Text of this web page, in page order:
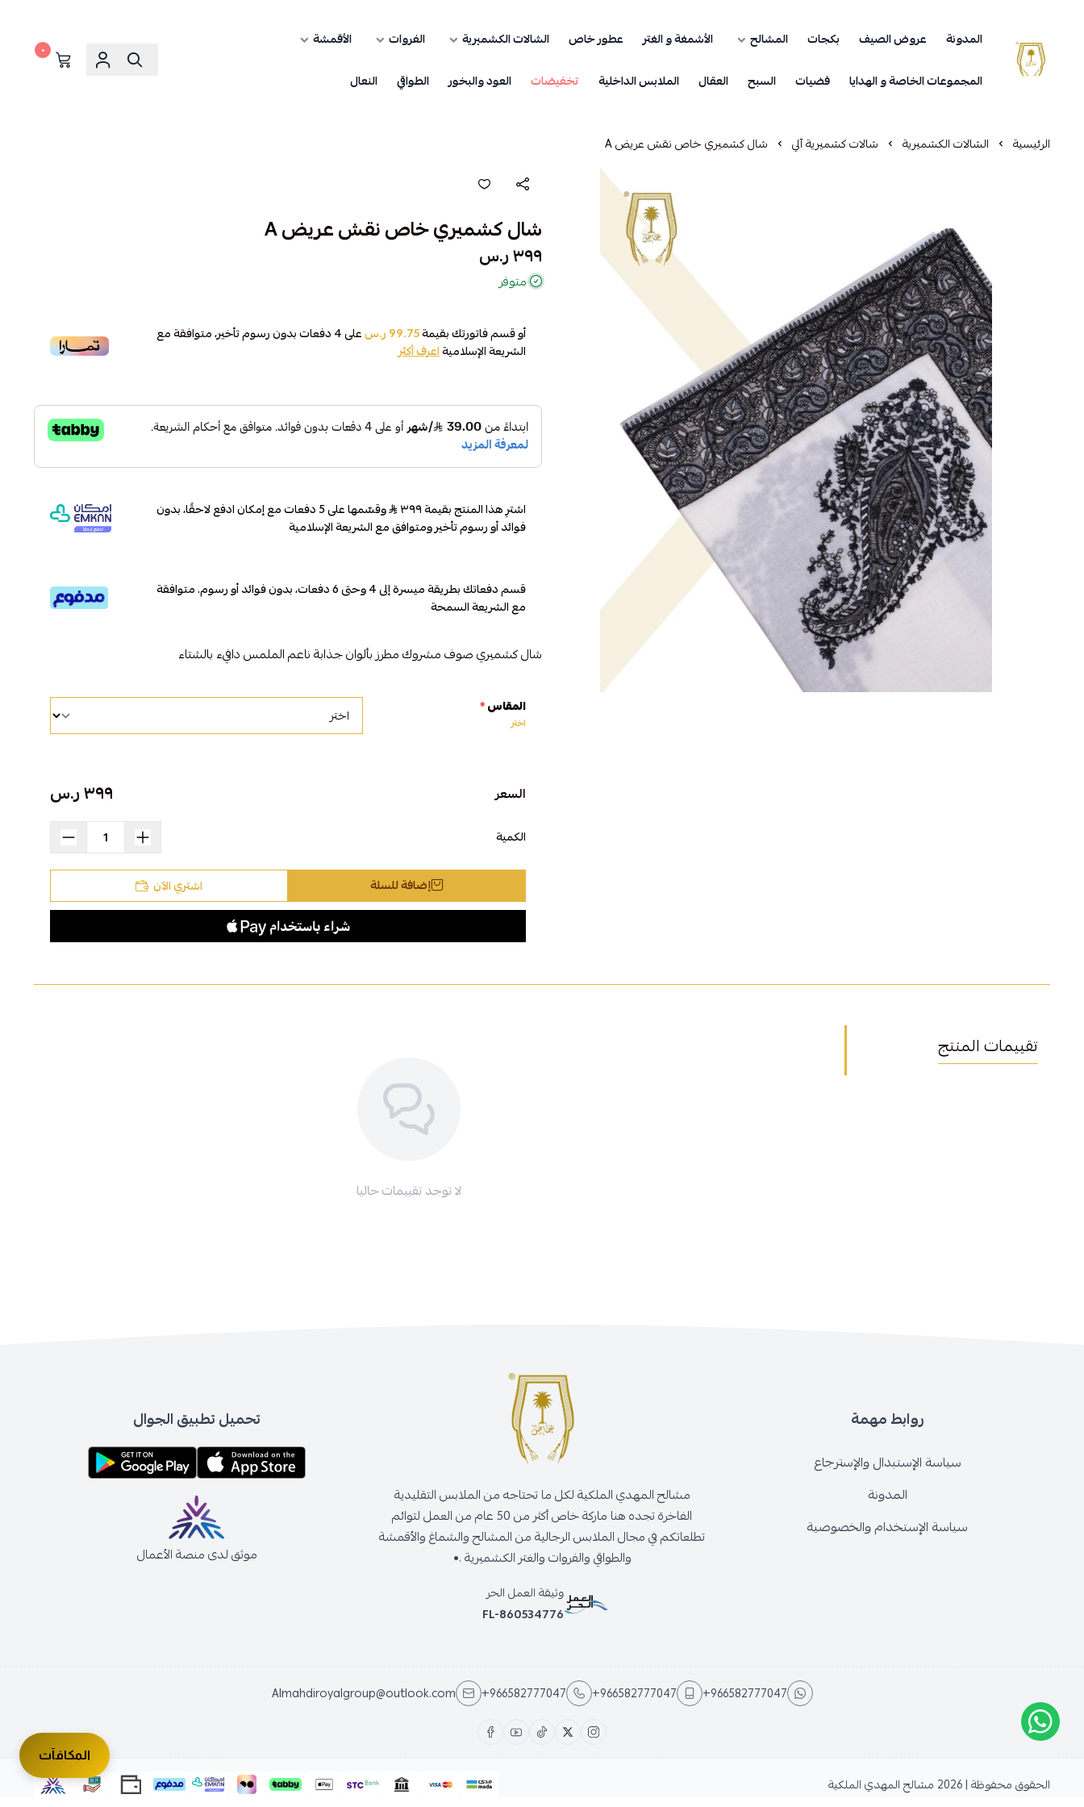
مشالح المهدي الملكية
المدونة عروض الصيف بكجات المشالح الأشمغة و الغتر عطور خاص الشالات الكشميرية الفروات
الأقمشة
المجموعات الخاصة و الهدايا
فضيات السبح العقال الملابس الداخلية تخفيضات العود والبخور الطواقي النعال
٠
الرئيسية الشالات الكشميرية شالات كشميرية آلي شال كشميري خاص نقش عريض A
شال كشميري خاص نقش عريض A
٣٩٩ ر.س
متوفر
أو قسم فاتورتك بقيمة99.75 ر.س على4دفعات بدون رسوم تأخير، متوافقة مع
الشريعة الإسلاميةاعرف أكثر
اشترِ هذا المنتج بقيمة ٣٩٩
وقسّمها على 5 دفعات مع إمكان ادفع لاحقًا، بدون
فوائد أو رسوم تأخير ومتوافق مع الشريعة الإسلامية
قسم دفعاتك بطريقة ميسرة إلى 4 وحتى 6 دفعات، بدون فوائد أو رسوم. متوافقة
مع الشريعة السمحة
شال كشميري صوف مشروك مطرز بألوان جذابة ناعم الملمس دافيء بالشتاء
المقاس*
اختر
السعر ٣٩٩ ر.س
الكمية
إضافة للسلة اشتري الآن
تقييمات المنتج
لا توجد تقييمات حاليا
روابط مهمة
سياسة الإستبدال والإسترجاع
المدونة
سياسة الإستخدام والخصوصية
مشالح المهدي الملكية لكل ما تحتاجه من الملابس التقليدية
الفاخرة تجده هنا ماركة خاص أكثر من 50 عام من العمل لتوائم
تطلعاتكم في مجال الملابس الرجالية من المشالح والشماغ والأقمشة
والطواقي والفروات والغتر الكشميرية .•
وثيقة العمل الحر
FL-860534776
تحميل تطبيق الجوال
موثق لدى منصة الأعمال
+966582777047
+966582777047
+966582777047
Almahdiroyalgroup@outlook.com
الحقوق محفوظة | 2026 مشالح المهدي الملكية
المكافآت